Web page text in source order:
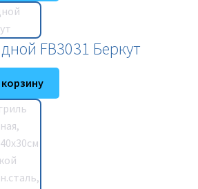
FB3031 Беркут
корзину